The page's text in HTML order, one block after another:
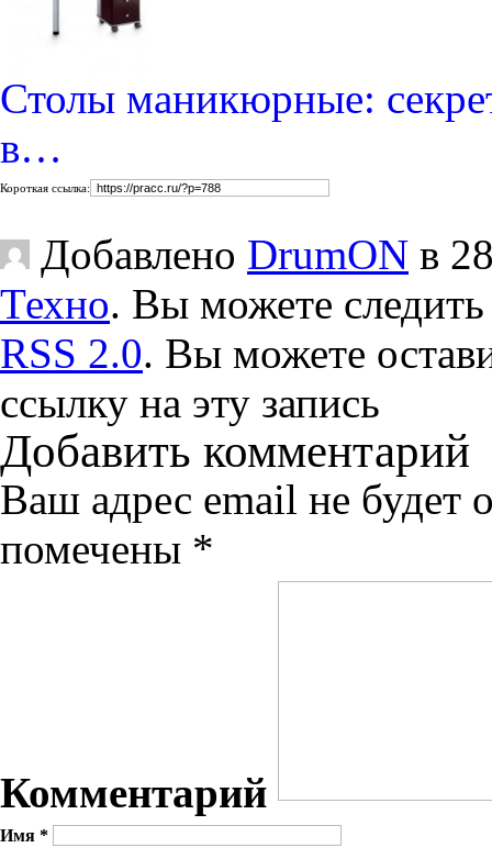
Столы маникюрные:
в…
Короткая ссылка:
Добавлено DrumON в
Техно. Вы можете следить
RSS 2.0. Вы можете
ссылку на эту запись
Добавить комментарий
Ваш адрес email не будет
помечены *
Комментарий
Имя *